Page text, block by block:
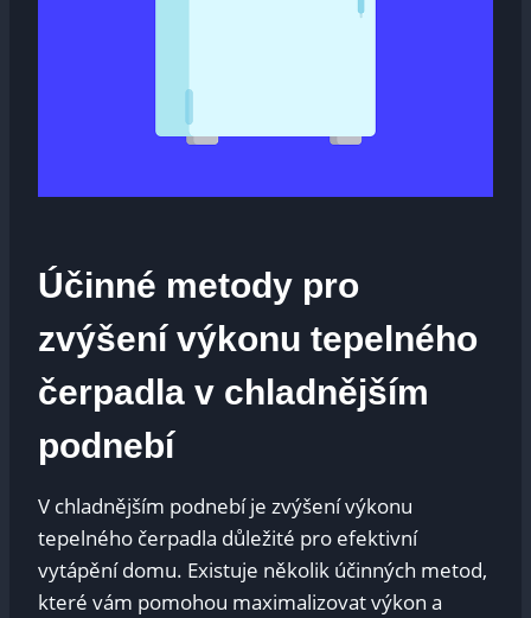
Účinné metody pro
zvýšení výkonu tepelného
čerpadla v chladnějším
podnebí
V chladnějším podnebí je zvýšení výkonu
tepelného čerpadla důležité pro efektivní
vytápění domu. Existuje několik účinných metod,
které vám pomohou maximalizovat výkon a